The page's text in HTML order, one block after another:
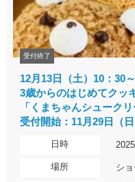
受付終了
12月13日（土）10：30～
3歳からのはじめてクッ
「くまちゃんシュークリ
受付開始：11月29日（
日時
場所 シ